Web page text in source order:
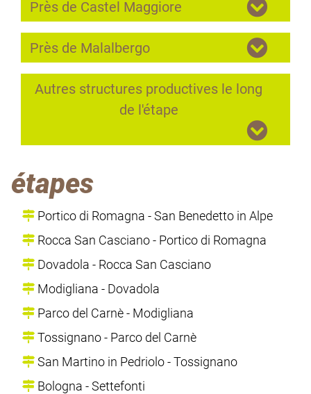
Près de Castel Maggiore
Près de Malalbergo
Autres structures productives le long
de l'étape
étapes
Portico di Romagna - San Benedetto in Alpe
Rocca San Casciano - Portico di Romagna
Dovadola - Rocca San Casciano
Modigliana - Dovadola
Parco del Carnè - Modigliana
Tossignano - Parco del Carnè
San Martino in Pedriolo - Tossignano
Bologna - Settefonti